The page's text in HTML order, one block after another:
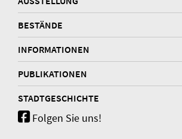
BESTÄNDE
INFORMATIONEN
PUBLIKATIONEN
STADTGESCHICHTE
Folgen Sie uns!